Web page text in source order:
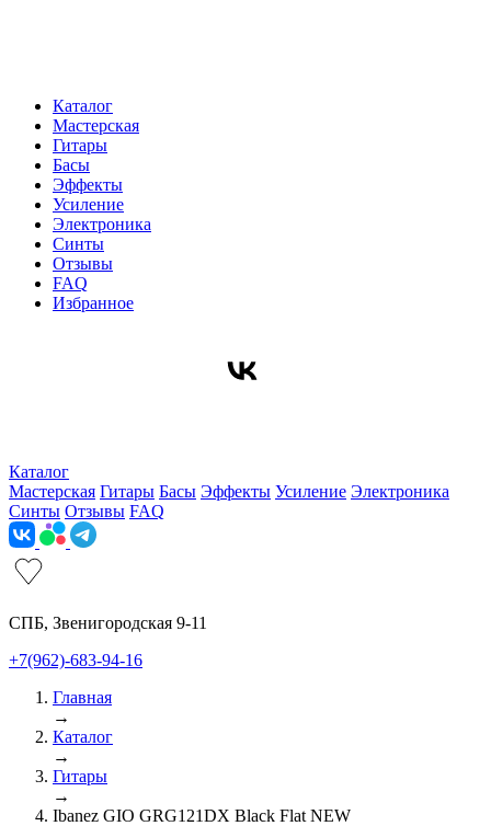
Каталог
Мастерская
Гитары
Басы
Эффекты
Усиление
Электроника
Синты
Отзывы
FAQ
Избранное
Каталог
Мастерская Гитары Басы Эффекты Усиление Электроника
Синты Отзывы FAQ
СПБ, Звенигородская 9-11
+7(962)-683-94-16
Главная
→
Каталог
→
Гитары
→
Ibanez GIO GRG121DX Black Flat NEW